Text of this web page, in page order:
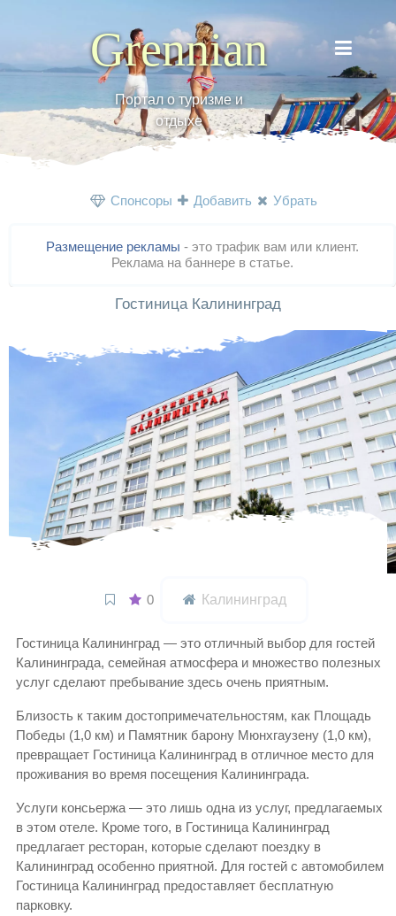
Grennian
Портал о туризме и
отдыхе
Спонсоры Добавить Убрать
Размещение рекламы - это трафик вам или клиент.
Реклама на баннере в статье.
Гостиница Калининград
0 Калининград
Гостиница Калининград — это отличный выбор для гостей
Калининграда, семейная атмосфера и множество полезных
услуг сделают пребывание здесь очень приятным.
Близость к таким достопримечательностям, как Площадь
Победы (1,0 км) и Памятник барону Мюнхгаузену (1,0 км),
превращает Гостиница Калининград в отличное место для
проживания во время посещения Калининграда.
Услуги консьержа — это лишь одна из услуг, предлагаемых
в этом отеле. Кроме того, в Гостиница Калининград
предлагает ресторан, которые сделают поездку в
Калининград особенно приятной. Для гостей с автомобилем
Гостиница Калининград предоставляет бесплатную
парковку.